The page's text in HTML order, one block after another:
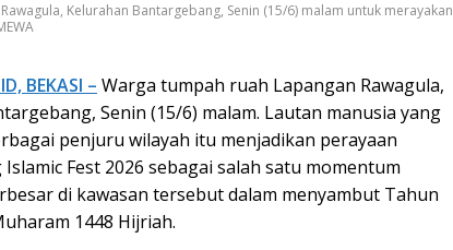
Kelurahan Bantargebang, Senin (15/6) malam untuk merayakan
BEKASI – Warga tumpah ruah Lapangan Rawagula,
Senin (15/6) malam. Lautan manusia yang
penjuru wilayah itu menjadikan perayaan
Fest 2026 sebagai salah satu momentum
di kawasan tersebut dalam menyambut Tahun
1448 Hijriah.